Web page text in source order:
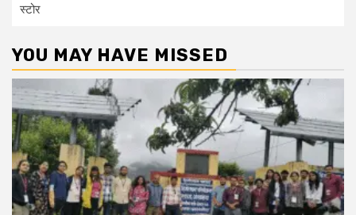
स्टोर
YOU MAY HAVE MISSED